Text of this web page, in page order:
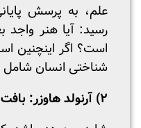
علم، به پرسش
رسید: آیا هنر
است؟ اگر اینچنین
شناختی انسان شامل
۲) آرنولد هاوزر: بافت و زمینه‌ی فکری